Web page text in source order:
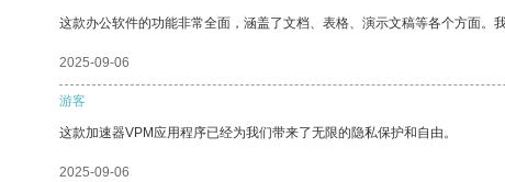
这款办公软件的功能非常全面，涵盖了文档、表格、演示文稿等各个方面。
2025-09-06
游客
这款加速器VPM应用程序已经为我们带来了无限的隐私保护和自由。
2025-09-06